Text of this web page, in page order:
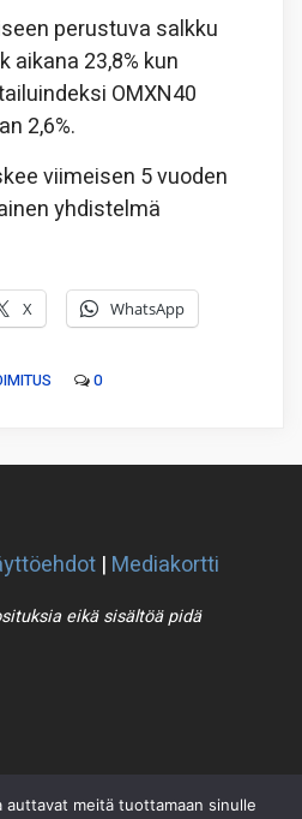
perustuva salkku
aikana 23,8% kun
OMXN40
2,6%.
viimeisen 5 vuoden
yhdistelmä
X WhatsApp
0
| Mediakortti
eikä sisältöä pidä
auttavat meitä tuottamaan sinulle